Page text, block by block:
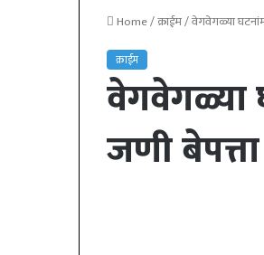
Home/क्राईम/वेगवेगळ्या
क्राईम
वेगवेगळ्या
जणी बेपत्ता